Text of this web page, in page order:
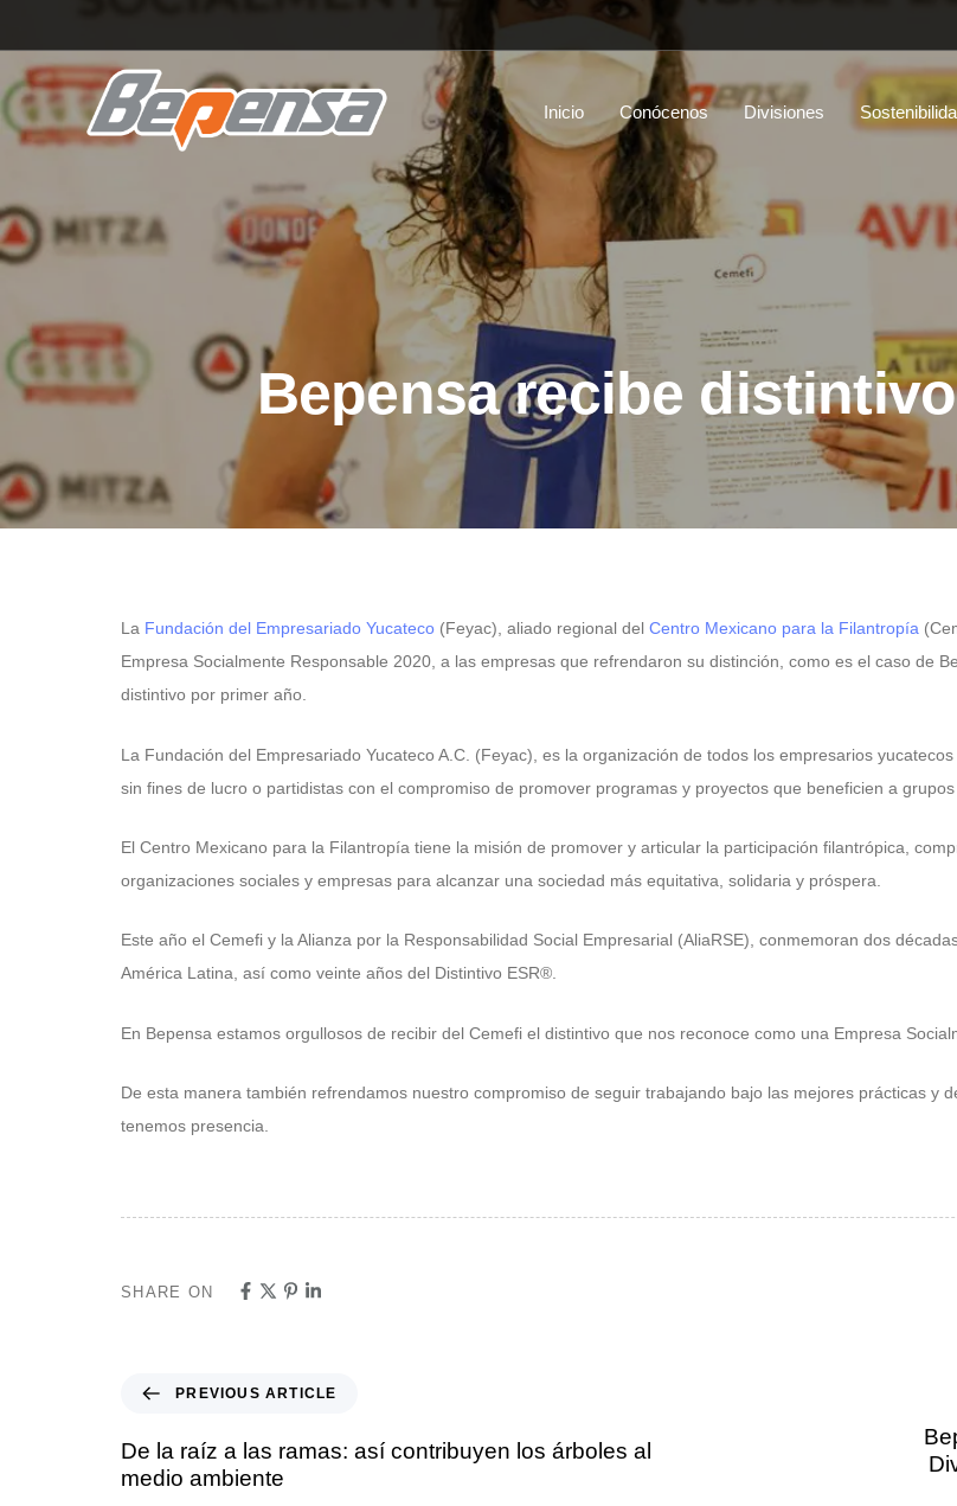
Inicio Conócenos Divisiones
Bepensa recibe
La Fundación del Empresariado Yucateco (Feyac), aliado regional del Centro Mexicano para la Filantropía
Empresa Socialmente Responsable 2020, a las empresas que refrendaron su distinción, como es el caso de
distintivo por primer año.
La Fundación del Empresariado Yucateco A.C. (Feyac), es la organización de todos los empresarios
sin fines de lucro o partidistas con el compromiso de promover programas y proyectos que beneficien a
El Centro Mexicano para la Filantropía tiene la misión de promover y articular la participación filantrópica,
organizaciones sociales y empresas para alcanzar una sociedad más equitativa, solidaria y próspera.
Este año el Cemefi y la Alianza por la Responsabilidad Social Empresarial (AliaRSE), conmemoran dos
América Latina, así como veinte años del Distintivo ESR®.
En Bepensa estamos orgullosos de recibir del Cemefi el distintivo que nos reconoce como una Empresa
De esta manera también refrendamos nuestro compromiso de seguir trabajando bajo las mejores prácticas y
tenemos presencia.
SHARE ON
PREVIOUS ARTICLE
De la raíz a las ramas: así contribuyen los árboles al
medio ambiente